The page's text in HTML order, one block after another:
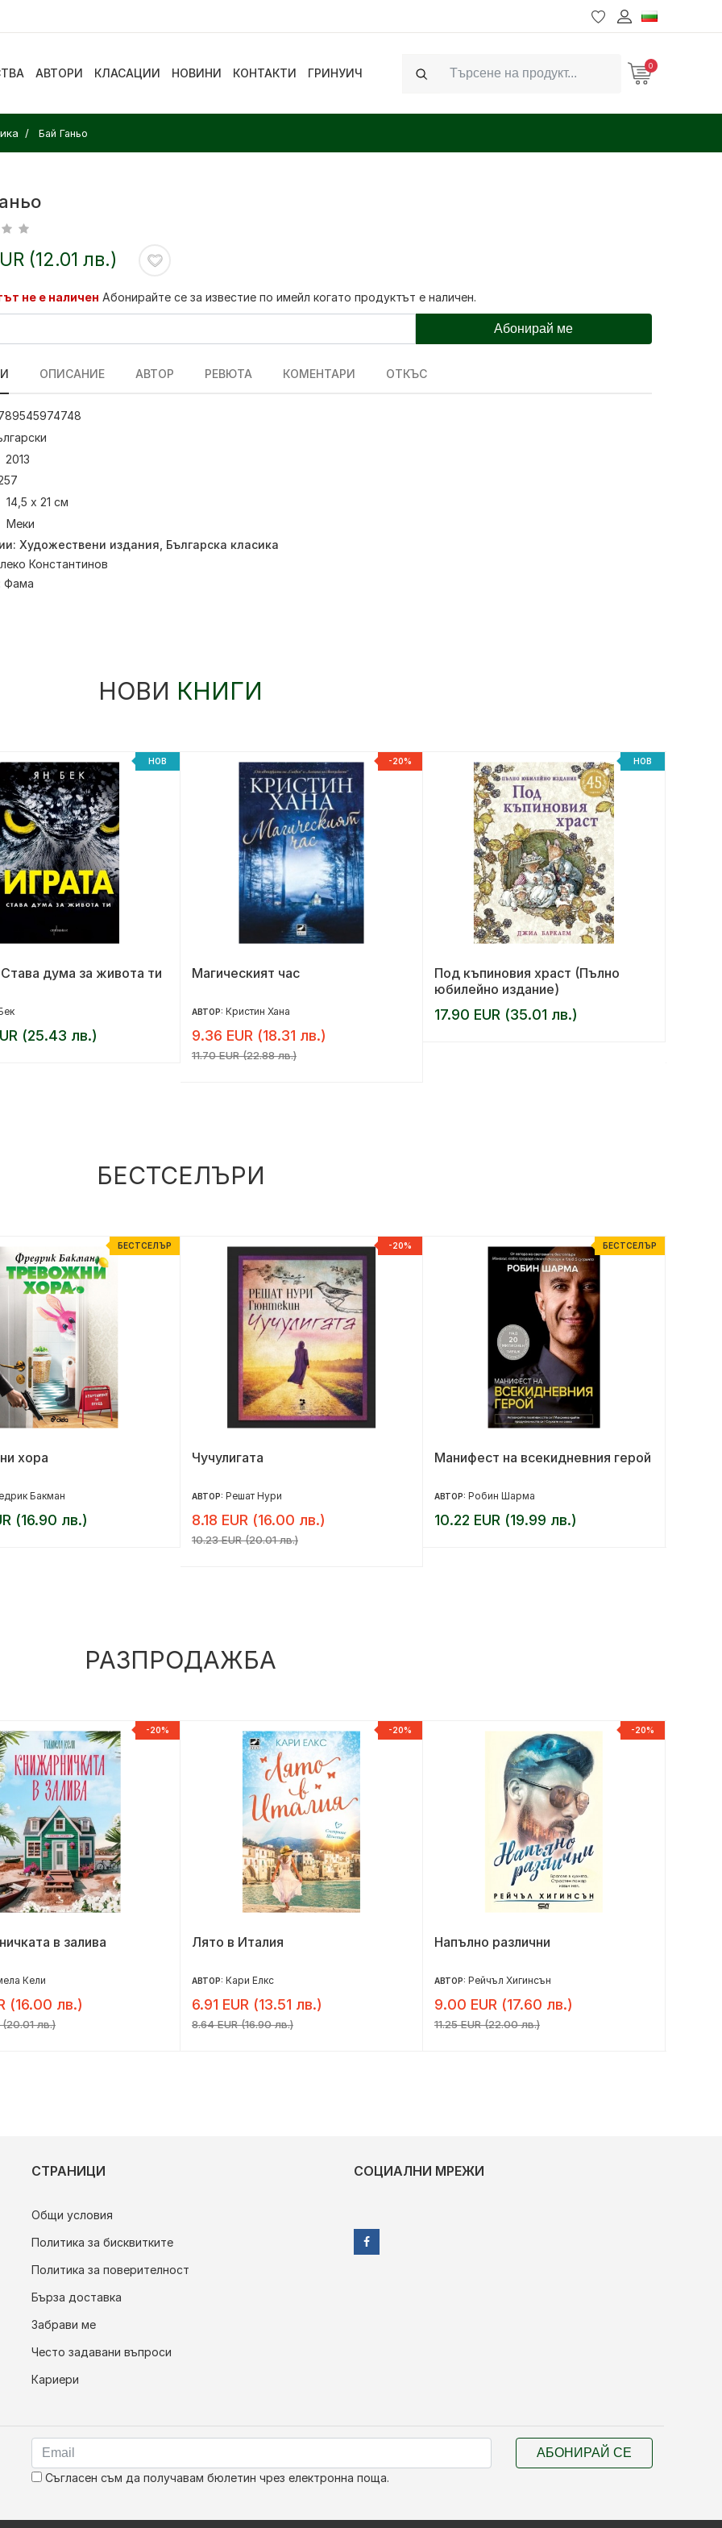
АВТОРИ КЛАСАЦИИ НОВИНИ КОНТАКТИ ГРИНУИЧ
Search
0
Бай Ганьо
(12.01 лв.)
не е наличен Абонирайте се за известие по имейл когато продуктът е наличен.
Абонирай ме
ОПИСАНИЕ АВТОР РЕВЮТА КОМЕНТАРИ ОТКЪС
2013
14,5 х 21 см
Меки
Художествени издания Българска класика
Константинов
Фама
НОВИ КНИГИ
НОВ
дума за живота ти
(25.43 лв.)
-20%
Магическият час
АВТОР: Кристин Хана
9.36 EUR (18.31 лв.)
11.70 EUR (22.88 лв.)
НОВ
Под къпиновия храст (Пълно
юбилейно издание)
17.90 EUR (35.01 лв.)
БЕСТСЕЛЪРИ
БЕСТСЕЛЪР
хора
Бакман
(16.90 лв.)
-20%
Чучулигата
АВТОР: Решат Нури
8.18 EUR (16.00 лв.)
10.23 EUR (20.01 лв.)
БЕСТСЕЛЪР
Манифест на всекидневния герой
АВТОР: Робин Шарма
10.22 EUR (19.99 лв.)
РАЗПРОДАЖБА
-20%
в залива
Кели
(16.00 лв.)
(20.01 лв.)
-20%
Лято в Италия
АВТОР: Кари Елкс
6.91 EUR (13.51 лв.)
8.64 EUR (16.90 лв.)
-20%
Напълно различни
АВТОР: Рейчъл Хигинсън
9.00 EUR (17.60 лв.)
11.25 EUR (22.00 лв.)
СТРАНИЦИ
Общи условия
Политика за бисквитките
Политика за поверителност
Бърза доставка
Забрави ме
Често задавани въпроси
Кариери
СОЦИАЛНИ МРЕЖИ
Съгласен съм да получавам бюлетин чрез електронна поща.
АБОНИРАЙ СЕ